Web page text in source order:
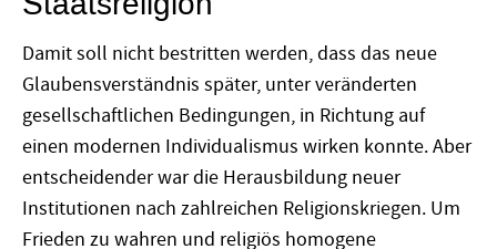
Damit soll nicht bestritten werden, dass das neue
Glaubensverständnis später, unter veränderten
gesellschaftlichen Bedingungen, in Richtung auf
einen modernen Individualismus wirken konnte. Aber
entscheidender war die Herausbildung neuer
Institutionen nach zahlreichen Religionskriegen. Um
Frieden zu wahren und religiös homogene